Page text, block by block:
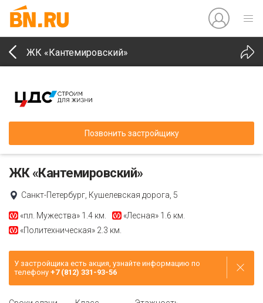
ЖК «Кантемировский»
Позвонить застройщику
ЖК «Кантемировский»
Санкт-Петербург, Кушелевская дорога, 5
«пл. Мужества» 1.4 км. «Лесная» 1.6 км.
«Политехническая» 2.3 км.
У застройщика есть акция, узнайте информацию по
телефону +7 (812) 331-93-56